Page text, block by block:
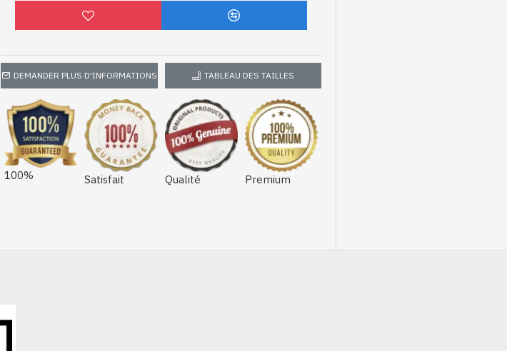
DEMANDER PLUS D'INFORMATIONS TABLEAU DES TAILLES
100% Satisfait Qualité Premium